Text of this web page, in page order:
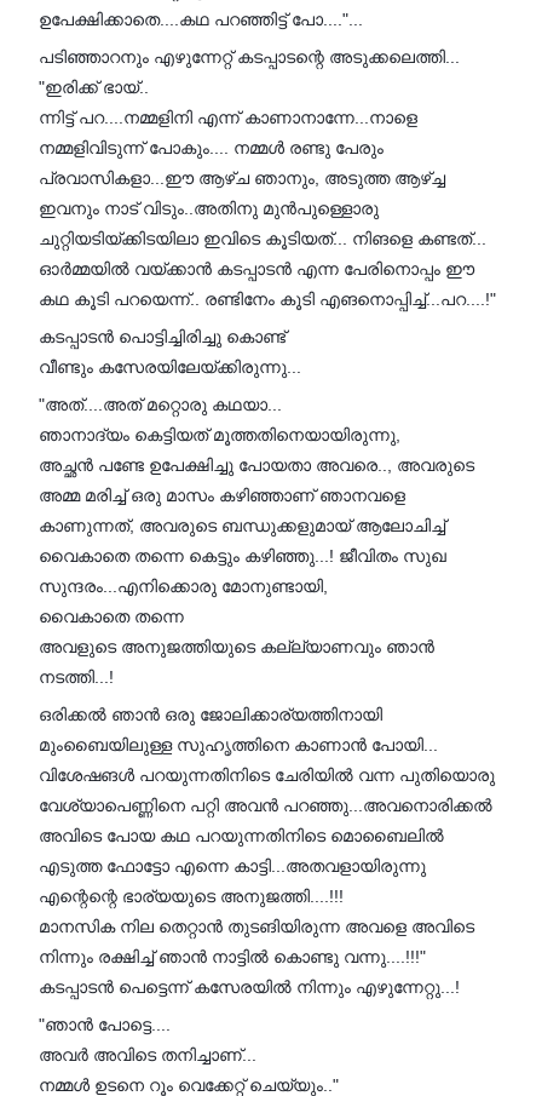
ഉപേക്ഷിക്കാതെ....കഥ പറഞ്ഞിട്ട് പോ...."...
പടിഞ്ഞാറനും എഴുന്നേറ്റ് കടപ്പാടന്റെ അടുക്കലെത്തി...
"ഇരിക്ക് ഭായ്..
ന്നിട്ട് പറ....നമ്മളിനി എന്ന് കാണാനാന്നേ...നാളെ
നമ്മളിവിടുന്ന് പോകും.... നമ്മൾ രണ്ടു പേരും
പ്രവാസികളാ...ഈ ആഴ്ച ഞാനും, അടുത്ത ആഴ്ച്ച
ഇവനും നാട് വിടും..അതിനു മുൻപുള്ളൊരു
ചുറ്റിയടിയ്ക്കിടയിലാ ഇവിടെ കൂടിയത്... നിങളെ കണ്ടത്...
ഓർമ്മയിൽ വയ്ക്കാൻ കടപ്പാടൻ എന്ന പേരിനൊപ്പം ഈ
കഥ കൂടി പറയെന്ന്.. രണ്ടിനേം കൂടി എങനൊപ്പിച്ച്...പറ....!"
കടപ്പാടൻ പൊട്ടിച്ചിരിച്ചു കൊണ്ട്
വീണ്ടും കസേരയിലേയ്ക്കിരുന്നു...
"അത്....അത് മറ്റൊരു കഥയാ...
ഞാനാദ്യം കെട്ടിയത് മൂത്തതിനെയായിരുന്നു,
അച്ഛൻ പണ്ടേ ഉപേക്ഷിച്ചു പോയതാ അവരെ.., അവരുടെ
അമ്മ മരിച്ച് ഒരു മാസം കഴിഞ്ഞാണ് ഞാനവളെ
കാണുന്നത്, അവരുടെ ബന്ധുക്കളുമായ് ആലോചിച്ച്
വൈകാതെ തന്നെ കെട്ടും കഴിഞ്ഞു...! ജീവിതം സുഖ
സുന്ദരം...എനിക്കൊരു മോനുണ്ടായി,
വൈകാതെ തന്നെ
അവളുടെ അനുജത്തിയുടെ കല്ല്യാണവും ഞാൻ
നടത്തി...!
ഒരിക്കൽ ഞാൻ ഒരു ജോലിക്കാര്യത്തിനായി
മുംബൈയിലുള്ള സുഹൃത്തിനെ കാണാൻ പോയി...
വിശേഷങൾ പറയുന്നതിനിടെ ചേരിയിൽ വന്ന പുതിയൊരു
വേശ്യാപെണ്ണിനെ പറ്റി അവൻ പറഞ്ഞു...അവനൊരിക്കൽ
അവിടെ പോയ കഥ പറയുന്നതിനിടെ മൊബൈലിൽ
എടുത്ത ഫോട്ടോ എന്നെ കാട്ടി...അതവളായിരുന്നു‌
എന്റെന്റെ ഭാര്യയുടെ അനുജത്തി....!!!
മാനസിക നില തെറ്റാൻ തുടങിയിരുന്ന അവളെ അവിടെ
നിന്നും രക്ഷിച്ച് ഞാൻ നാട്ടിൽ കൊണ്ടു വന്നു....!!!"
കടപ്പാടൻ പെട്ടെന്ന് കസേരയിൽ നിന്നും എഴുന്നേറ്റു...!
"ഞാൻ പോട്ടെ....
അവർ അവിടെ തനിച്ചാണ്...
നമ്മൾ ഉടനെ റൂം വെക്കേറ്റ് ചെയ്യും.."